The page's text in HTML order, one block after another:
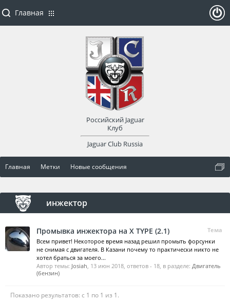
Главная Метки Новые сообщения
инжектор
Тема
Промывка инжектора на X TYPE (2.1)
Всем привет! Некоторое время назад решил промыть форсунки
не снимая с двигателя. В Казани почему то практически никто не
хотел браться за моего...
Автор темы: Josiah, 13 июн 2018, ответов - 18, в разделе: Двигатель
(бензин)
Показано результатов: с 1 по 1 из 1.
Главная
Российский Jaguar
Клуб
Jaguar Club Russia
оват